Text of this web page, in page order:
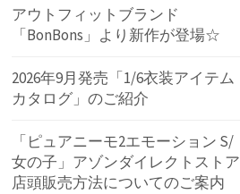
アウトフィットブランド
「BonBons」より新作が登場☆
2026年9月発売「1/6衣装アイテム
カタログ」のご紹介
「ピュアニーモ2エモーション S/
女の子」アゾンダイレクトストア
店頭販売方法についてのご案内